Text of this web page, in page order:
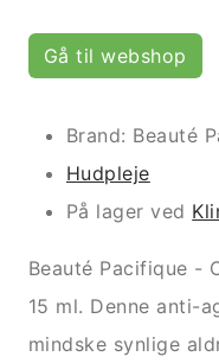
Gå til webshop
Brand: Beauté
Hudpleje
På lager ved
Beauté Pacifique -
15 ml. Denne anti-
mindske synlige